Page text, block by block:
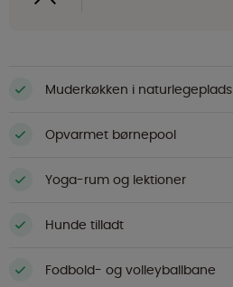
Muderkøkken i naturlegeplads
Opvarmet børnepool
Yoga-rum og lektioner
Hunde tilladt
Fodbold- og volleyballbane